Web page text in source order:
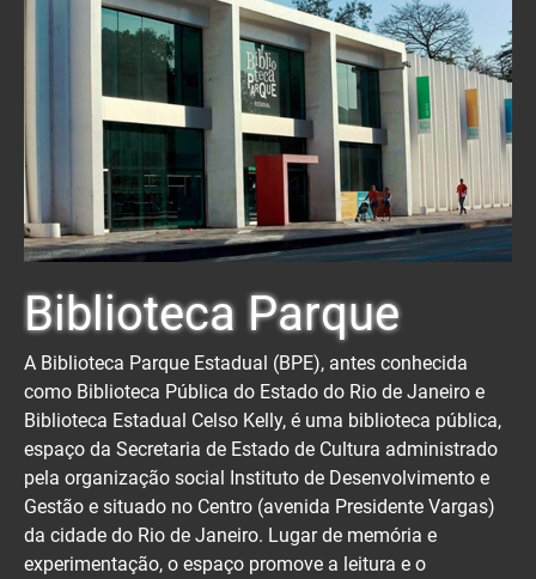
Biblioteca Parque
A Biblioteca Parque Estadual (BPE), antes conhecida
como Biblioteca Pública do Estado do Rio de Janeiro e
Biblioteca Estadual Celso Kelly, é uma biblioteca pública,
espaço da Secretaria de Estado de Cultura administrado
pela organização social Instituto de Desenvolvimento e
Gestão e situado no Centro (avenida Presidente Vargas)
da cidade do Rio de Janeiro. Lugar de memória e
experimentação, o espaço promove a leitura e o